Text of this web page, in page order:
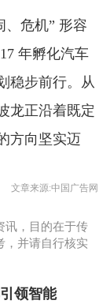
、危机” 形容
年孵化汽车
稳步前行。从
龙正沿着既定
方向坚实迈
文章来源:中国广告网
讯，目的在于传
，并请自行核实
领智能